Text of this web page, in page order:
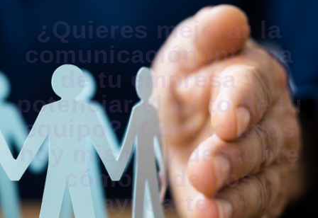
¿Quieres mejorar la
comunicación interna
de tu empresa y
potenciar el éxito de tu
equipo? ¡Contáctanos
hoy mismo y descubre
cómo podemos
ayudarte!